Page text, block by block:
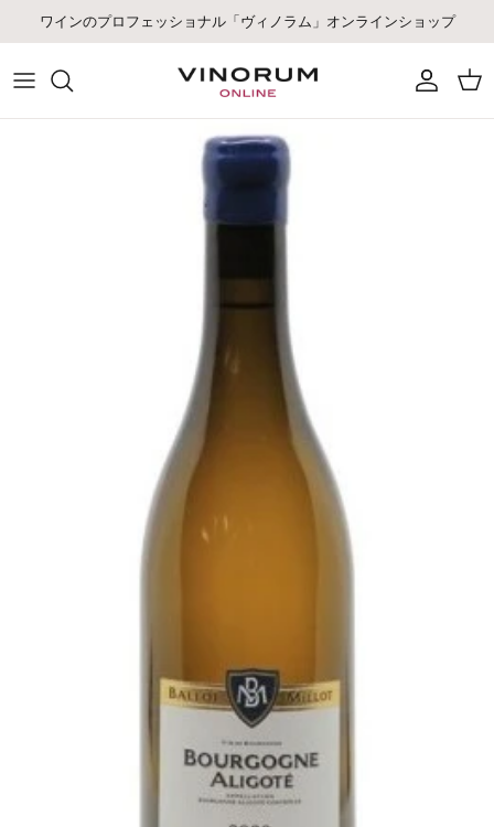
ワインのプロフェッショナル「ヴィノラム」オンラインショップ
アカウント
カー